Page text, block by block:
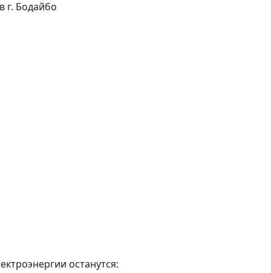
г. Бодайбо
останутся: